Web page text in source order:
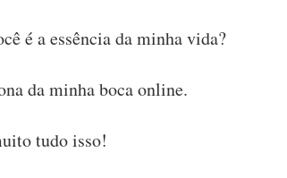
é a essência da minha vida?
da minha boca online.
tudo isso!